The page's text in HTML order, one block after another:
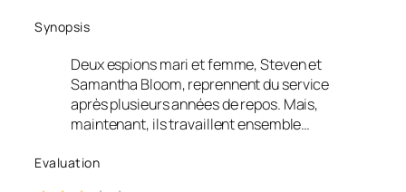
Synopsis
Deux espions mari et femme, Steven et
Samantha Bloom, reprennent du service
après plusieurs années de repos. Mais,
maintenant, ils travaillent ensemble…
Evaluation